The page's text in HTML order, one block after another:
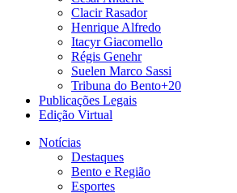
Clacir Rasador
Henrique Alfredo
Itacyr Giacomello
Régis Genehr
Suelen Marco Sassi
Tribuna do Bento+20
Publicações Legais
Edição Virtual
Notícias
Destaques
Bento e Região
Esportes